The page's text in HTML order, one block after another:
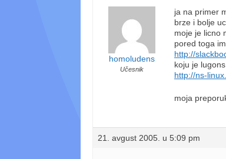
homoludens
Učesnik
ja na primer
brze i bolje
moje je licno
pored toga
http://
koju je
http://ns-
moja
21. avgust 2005. u 5:09 pm